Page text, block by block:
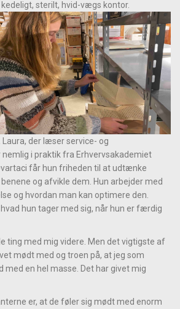
sterilt, hvid-vægs kontor.
der læser service- og
nemlig i praktik fra Erhvervsakademiet
får hun friheden til at udtænke
og afvikle dem. Hun arbejder med
og hvordan man kan optimere den.
hvad hun tager med sig, når hun er færdig
ting med mig videre. Men det vigtigste af
mødt med og troen på, at jeg som
med en hel masse. Det har givet mig
er, at de føler sig mødt med enorm